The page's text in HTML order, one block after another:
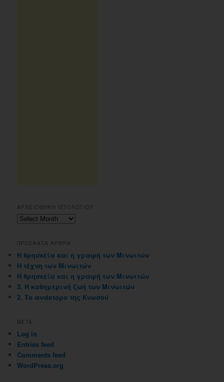
ΑΡΧΕΙΟΘΗΚΗ ΙΣΤΟΛΟΓΙΟΥ
Αρχειοθηκη
ΠΡΟΣΦΑΤΑ ΑΡΘΡΑ
Η θρησκεία και η γραφή των Μινωιτών
Η τέχνη των Μινωιτών
Η θρησκεία και η γραφή των Μινωιτών
3. Η καθημερινή ζωή των Μινωιτών
2. Το ανάκτορο της Κνωσού
META
Log in
Entries feed
Comments feed
WordPress.org